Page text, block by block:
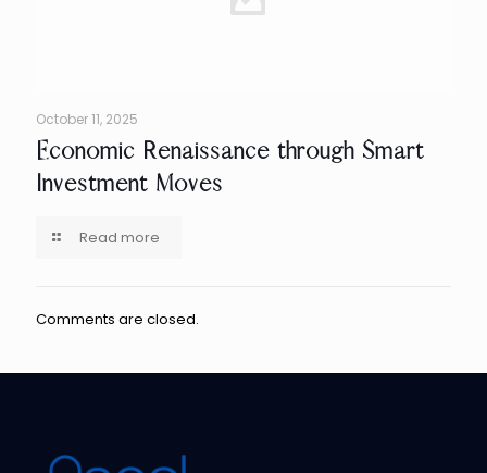
October 11, 2025
Economic Renaissance through Smart
Investment Moves
Read more
Comments are closed.